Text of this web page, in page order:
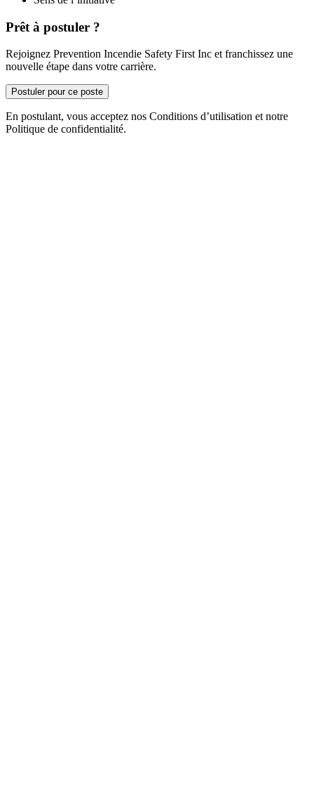
Prêt à postuler ?
Rejoignez Prevention Incendie Safety First Inc et franchissez une
nouvelle étape dans votre carrière.
Postuler pour ce poste
En postulant, vous acceptez nos Conditions d’utilisation et notre
Politique de confidentialité.